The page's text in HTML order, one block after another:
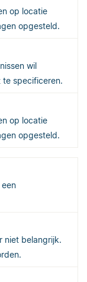
op locatie
opgesteld.
wil
te specificeren.
op locatie
opgesteld.
een
niet belangrijk.